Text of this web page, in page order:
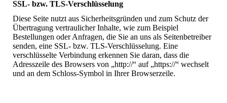
SSL- bzw. TLS-Verschlüsselung
Diese Seite nutzt aus Sicherheitsgründen und zum Schutz der
Übertragung vertraulicher Inhalte, wie zum Beispiel
Bestellungen oder Anfragen, die Sie an uns als Seitenbetreiber
senden, eine SSL- bzw. TLS-Verschlüsselung. Eine
verschlüsselte Verbindung erkennen Sie daran, dass die
Adresszeile des Browsers von „http://“ auf „https://“ wechselt
und an dem Schloss-Symbol in Ihrer Browserzeile.